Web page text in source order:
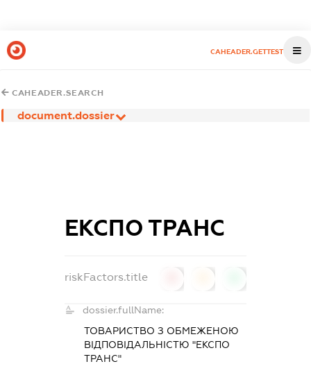
CAHEADER.GETTEST
CAHEADER.SEARCH
document.dossier
ЕКСПО ТРАНС
riskFactors.title
dossier.fullName:
ТОВАРИСТВО З ОБМЕЖЕНОЮ
ВІДПОВІДАЛЬНІСТЮ "ЕКСПО
ТРАНС"